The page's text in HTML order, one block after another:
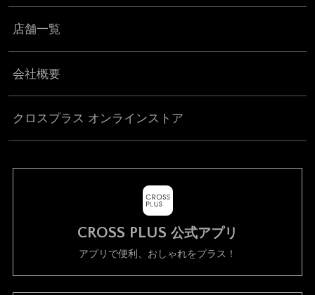
店舗一覧
会社概要
クロスプラス オンラインストア
CROSS PLUS 公式アプリ
アプリで便利、おしゃれをプラス！